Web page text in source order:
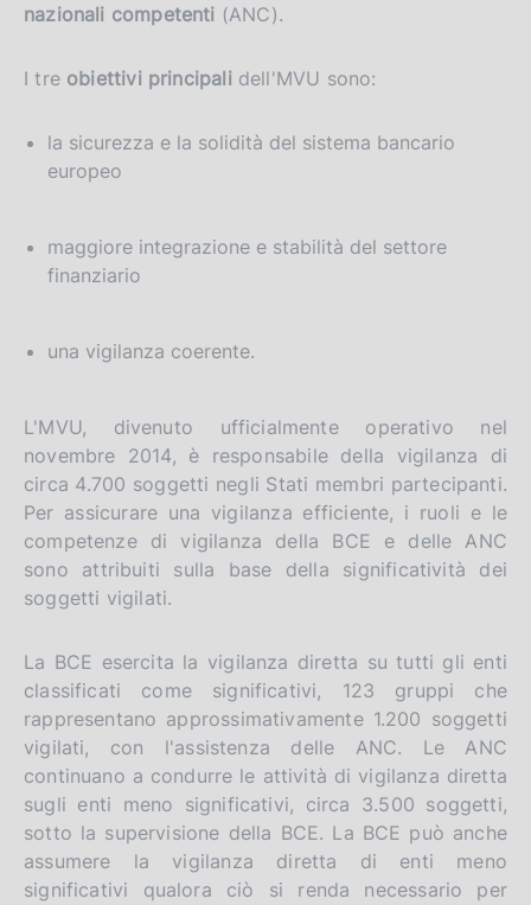
nazionali competenti (ANC).
I tre obiettivi principalidell'MVU sono:
la sicurezza e la solidità del sistema bancario
europeo
maggiore integrazione e stabilità del settore
finanziario
una vigilanza coerente.
L'MVU, divenuto ufficialmente operativo nel
novembre 2014, è responsabile della vigilanza di
circa 4.700 soggetti negli Stati membri partecipanti.
Per assicurare una vigilanza efficiente, i ruoli e le
competenze di vigilanza della BCE e delle ANC
sono attribuiti sulla base della significatività dei
soggetti vigilati.
La BCE esercita la vigilanza diretta su tutti gli enti
classificati come significativi, 123 gruppi che
rappresentano approssimativamente 1.200 soggetti
vigilati, con l'assistenza delle ANC. Le ANC
continuano a condurre le attività di vigilanza diretta
sugli enti meno significativi, circa 3.500 soggetti,
sotto la supervisione della BCE. La BCE può anche
assumere la vigilanza diretta di enti meno
significativi qualora ciò si renda necessario per